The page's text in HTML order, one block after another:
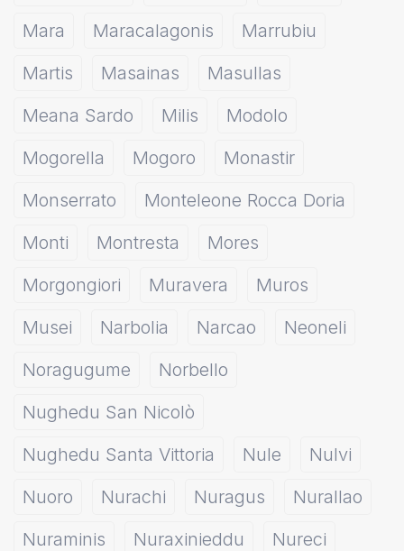
Mara
Maracalagonis
Marrubiu
Martis
Masainas
Masullas
Meana Sardo
Milis
Modolo
Mogorella
Mogoro
Monastir
Monserrato
Monteleone Rocca Doria
Monti
Montresta
Mores
Morgongiori
Muravera
Muros
Musei
Narbolia Narcao
Neoneli
Noragugume
Norbello
Nughedu San Nicolò
Nughedu Santa Vittoria
Nule
Nulvi
Nuoro
Nurachi Nuragus
Nurallao
Nuraminis
Nuraxinieddu
Nureci